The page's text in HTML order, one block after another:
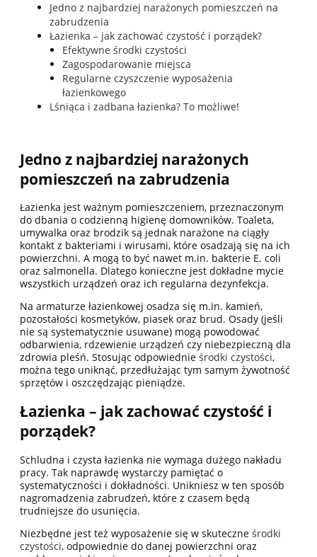
Jedno z najbardziej narażonych pomieszczeń na
zabrudzenia
Łazienka – jak zachować czystość i porządek?
Efektywne środki czystości
Zagospodarowanie miejsca
Regularne czyszczenie wyposażenia
łazienkowego
Lśniąca i zadbana łazienka? To możliwe!
Jedno z najbardziej narażonych
pomieszczeń na zabrudzenia
Łazienka jest ważnym pomieszczeniem, przeznaczonym
do dbania o codzienną higienę domowników. Toaleta,
umywalka oraz brodzik są jednak narażone na ciągły
kontakt z bakteriami i wirusami, które osadzają się na ich
powierzchni. A mogą to być nawet m.in. bakterie E. coli
oraz salmonella. Dlatego konieczne jest dokładne mycie
wszystkich urządzeń oraz ich regularna dezynfekcja.
Na armaturze łazienkowej osadza się m.in. kamień,
pozostałości kosmetyków, piasek oraz brud. Osady (jeśli
nie są systematycznie usuwane) mogą powodować
odbarwienia, rdzewienie urządzeń czy niebezpieczną dla
zdrowia pleśń. Stosując odpowiednie środki czystości,
można tego uniknąć, przedłużając tym samym żywotność
sprzętów i oszczędzając pieniądze.
Łazienka – jak zachować czystość i
porządek?
Schludna i czysta łazienka nie wymaga dużego nakładu
pracy. Tak naprawdę wystarczy pamiętać o
systematyczności i dokładności. Unikniesz w ten sposób
nagromadzenia zabrudzeń, które z czasem będą
trudniejsze do usunięcia.
Niezbędne jest też wyposażenie się w skuteczne środki
czystości, odpowiednie do danej powierzchni oraz